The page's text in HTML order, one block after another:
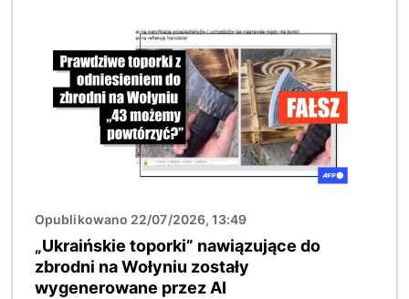
Opublikowano 22/07/2026, 13:49
„Ukraińskie toporki” nawiązujące do
zbrodni na Wołyniu zostały
wygenerowane przez AI